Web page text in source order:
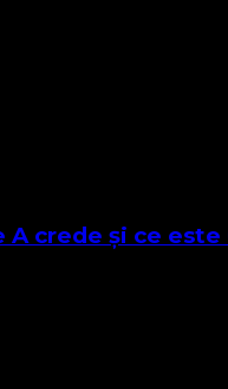
crede și ce este